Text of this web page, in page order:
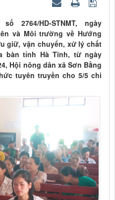
2764/HD-STNMT, ngày
và Môi trường về Hướng
giữ, vận chuyển, xử lý chất
bàn tỉnh Hà Tĩnh, từ ngày
Hội nông dân xã Sơn Bằng
tuyên truyền cho 5/5 chi